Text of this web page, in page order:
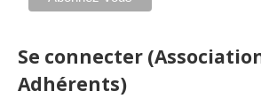
Se connecter
Adhérents)